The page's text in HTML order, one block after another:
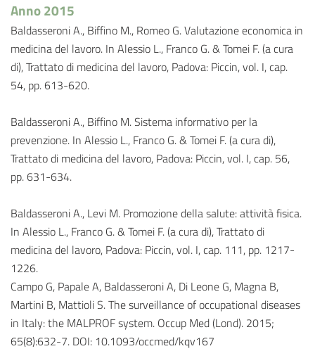
Anno 2015
Baldasseroni A., Biffino M., Romeo G. Valutazione economica in
medicina del lavoro. In Alessio L., Franco G. & Tomei F. (a cura
di), Trattato di medicina del lavoro, Padova: Piccin, vol. I, cap.
54, pp. 613-620.
Baldasseroni A., Biffino M. Sistema informativo per la
prevenzione. In Alessio L., Franco G. & Tomei F. (a cura di),
Trattato di medicina del lavoro, Padova: Piccin, vol. I, cap. 56,
pp. 631-634.
Baldasseroni A., Levi M. Promozione della salute: attività fisica.
In Alessio L., Franco G. & Tomei F. (a cura di), Trattato di
medicina del lavoro, Padova: Piccin, vol. I, cap. 111, pp. 1217-
1226.
Campo G, Papale A, Baldasseroni A, Di Leone G, Magna B,
Martini B, Mattioli S. The surveillance of occupational diseases
in Italy: the MALPROF system. Occup Med (Lond). 2015;
65(8):632-7. DOI: 10.1093/occmed/kqv167